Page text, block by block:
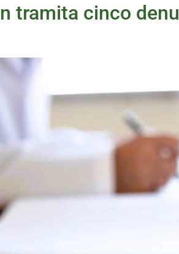
tramita cinco